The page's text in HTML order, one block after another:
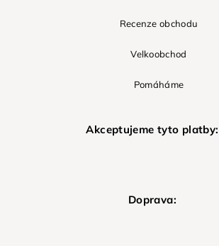
Recenze obchodu
Velkoobchod
Pomáháme
Akceptujeme tyto platby:
Doprava: